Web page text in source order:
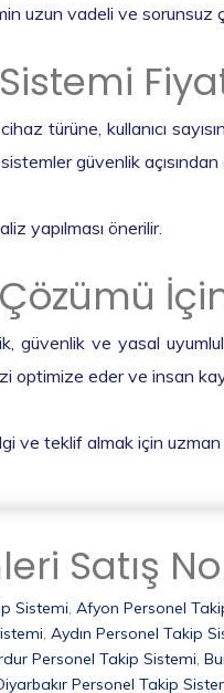
uzun vadeli ve sorunsuz
türüne, kullanıcı
güvenlik
yapılması önerilir.
güvenlik ve yasal
optimize eder ve insan
ve teklif almak için
Satış
Sistemi, Afyon Personel
, Aydın Personel Takip
Personel Takip Sistemi,
Personel Takip